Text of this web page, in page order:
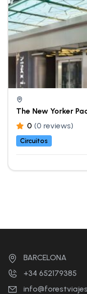
The New Yorker
0 (0 reviews)
Circuitos
BARCELONA
+34 652179385